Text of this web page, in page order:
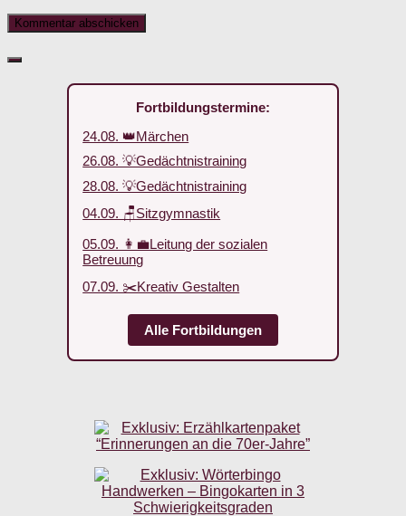
Fortbildungstermine:
24.08. 👑Märchen
26.08. 💡Gedächtnistraining
28.08. 💡Gedächtnistraining
04.09. 🪑Sitzgymnastik
05.09. 👩‍💼Leitung der sozialen
Betreuung
07.09. ✂️Kreativ Gestalten
Alle Fortbildungen